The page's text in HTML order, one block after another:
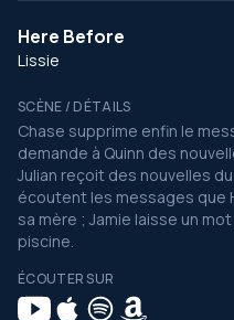
Here Before
Lissie
SCÈNE / DÉTAILS
Chase supprime enfin le
demande à Quinn des
Julian reçoit des nouvelles
écoutent les messages que
sa mère ; Jamie laisse un
piscine.
ÉCOUTER SUR